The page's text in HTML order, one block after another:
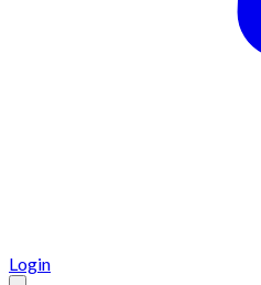
Login